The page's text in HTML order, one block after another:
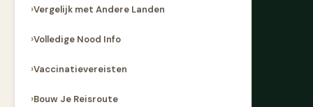
Vergelijk met Andere Landen
Volledige Nood Info
Vaccinatievereisten
Bouw Je Reisroute